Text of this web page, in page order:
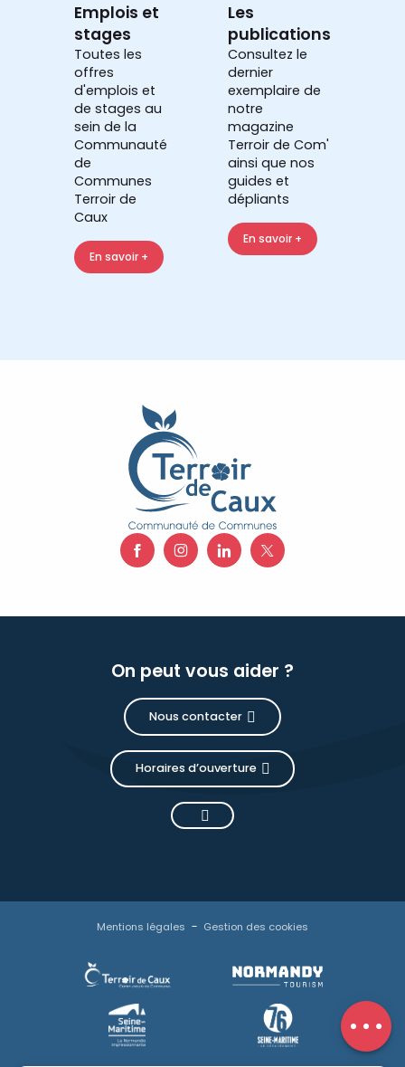
Avis
Emplois et
stages
Toutes les
offres
d'emplois et
de stages au
sein de la
Communauté
de
Communes
Terroir de
Caux
En savoir +
Les
publications
Consultez le
dernier
exemplaire de
notre
magazine
Terroir de Com'
ainsi que nos
guides et
dépliants
En savoir +
On peut vous aider ?
Nous contacter
Horaires d’ouverture
Mentions légales Gestion des cookies